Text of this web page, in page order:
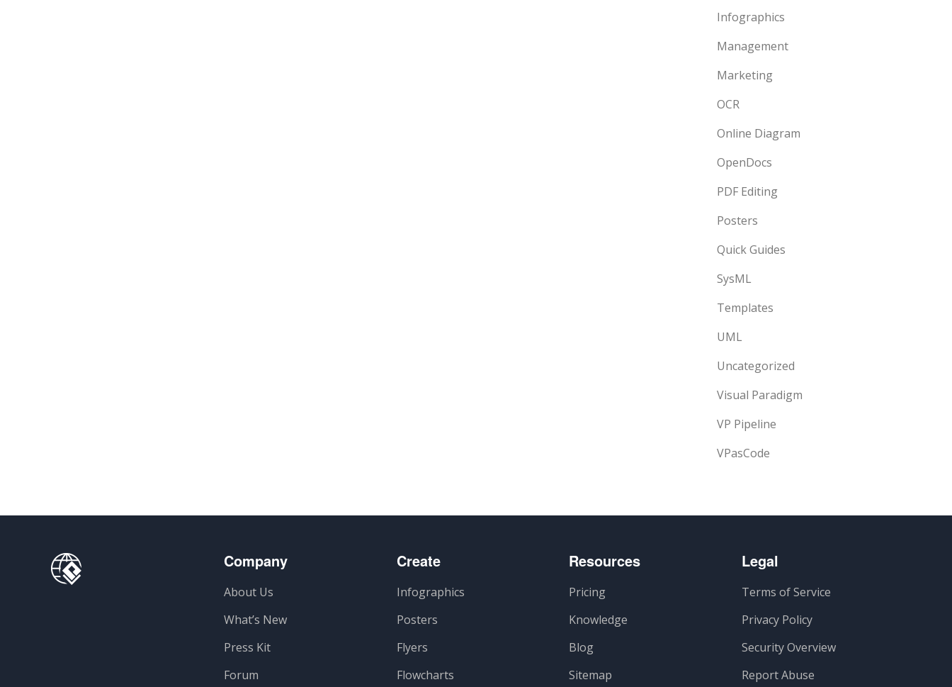
Infographics
Management
Marketing
OCR
Online Diagram
OpenDocs
PDF Editing
Posters
Quick Guides
SysML
Templates
UML
Uncategorized
Visual Paradigm
VP Pipeline
VPasCode
Company
About Us
What’s New
Press Kit
Forum
Create
Infographics
Posters
Flyers
Flowcharts
Resources
Pricing
Knowledge
Blog
Sitemap
Legal
Terms of Service
Privacy Policy
Security Overview
Report Abuse